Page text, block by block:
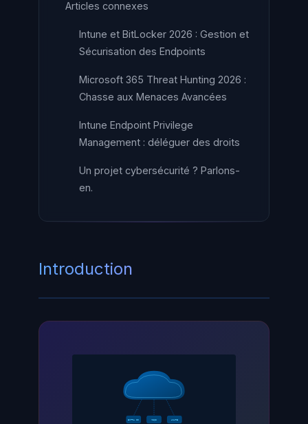
Articles connexes
Intune et BitLocker 2026 : Gestion et
Sécurisation des Endpoints
Microsoft 365 Threat Hunting 2026 :
Chasse aux Menaces Avancées
Intune Endpoint Privilege
Management : déléguer des droits
Un projet cybersécurité ? Parlons-
en.
Introduction
ENTRA ID M365 AZURE